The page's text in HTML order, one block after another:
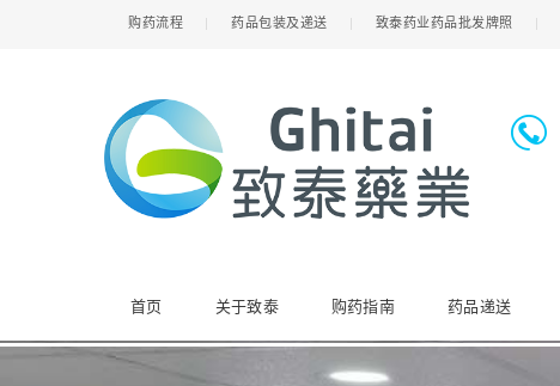
购药流程 药品包装及递送 致泰药业药品批发牌照
首页 关于致泰 购药指南 药品递送